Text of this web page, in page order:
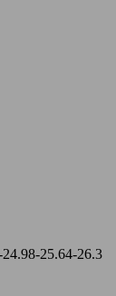
25.64-26.3